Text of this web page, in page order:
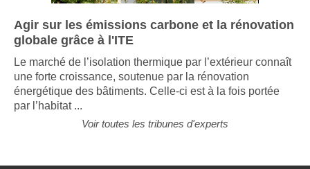
Agir sur les émissions carbone et la rénovation
globale grâce à l'ITE
Le marché de l’isolation thermique par l’extérieur connaît
une forte croissance, soutenue par la rénovation
énergétique des bâtiments. Celle-ci est à la fois portée